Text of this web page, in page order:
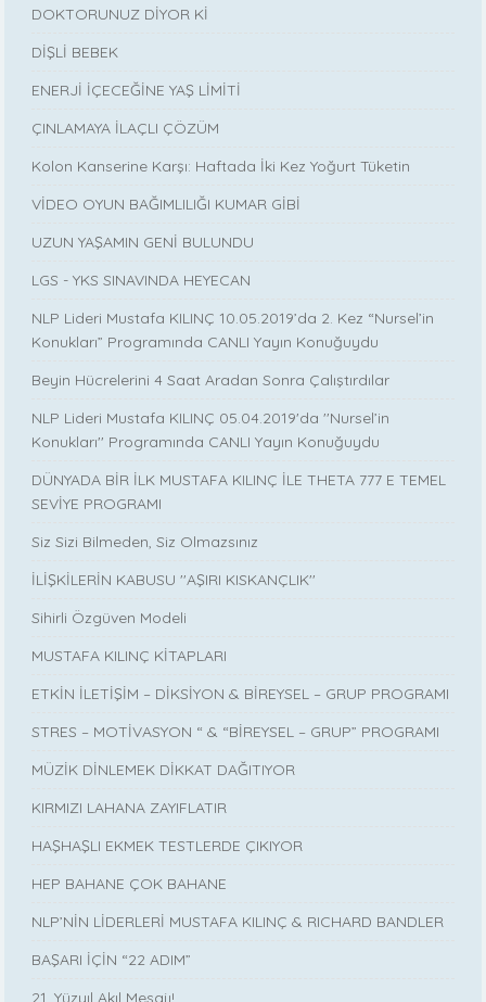
DOKTORUNUZ DİYOR Kİ
DİŞLİ BEBEK
ENERJİ İÇECEĞİNE YAŞ LİMİTİ
ÇINLAMAYA İLAÇLI ÇÖZÜM
Kolon Kanserine Karşı: Haftada İki Kez Yoğurt Tüketin
VİDEO OYUN BAĞIMLILIĞI KUMAR GİBİ
UZUN YAŞAMIN GENİ BULUNDU
LGS - YKS SINAVINDA HEYECAN
NLP Lideri Mustafa KILINÇ 10.05.2019’da 2. Kez “Nursel’in
Konukları” Programında CANLI Yayın Konuğuydu
Beyin Hücrelerini 4 Saat Aradan Sonra Çalıştırdılar
NLP Lideri Mustafa KILINÇ 05.04.2019'da ''Nursel’in
Konukları'' Programında CANLI Yayın Konuğuydu
DÜNYADA BİR İLK MUSTAFA KILINÇ İLE THETA 777 E TEMEL
SEVİYE PROGRAMI
Siz Sizi Bilmeden, Siz Olmazsınız
İLİŞKİLERİN KABUSU ''AŞIRI KISKANÇLIK''
Sihirli Özgüven Modeli
MUSTAFA KILINÇ KİTAPLARI
ETKİN İLETİŞİM – DİKSİYON & BİREYSEL – GRUP PROGRAMI
STRES – MOTİVASYON “ & “BİREYSEL – GRUP” PROGRAMI
MÜZİK DİNLEMEK DİKKAT DAĞITIYOR
KIRMIZI LAHANA ZAYIFLATIR
HAŞHAŞLI EKMEK TESTLERDE ÇIKIYOR
HEP BAHANE ÇOK BAHANE
NLP’NİN LİDERLERİ MUSTAFA KILINÇ & RICHARD BANDLER
BAŞARI İÇİN “22 ADIM”
21. Yüzyıl Akıl Mesajı!..